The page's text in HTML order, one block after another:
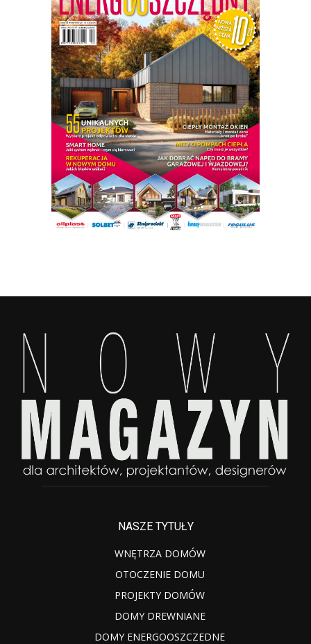
NASZE TYTUŁY
WNĘTRZA DOMÓW
OTOCZENIE DOMU
PROJEKTY DOMÓW
DOMY DREWNIANE
DOMY ENERGOOSZCZEDNE